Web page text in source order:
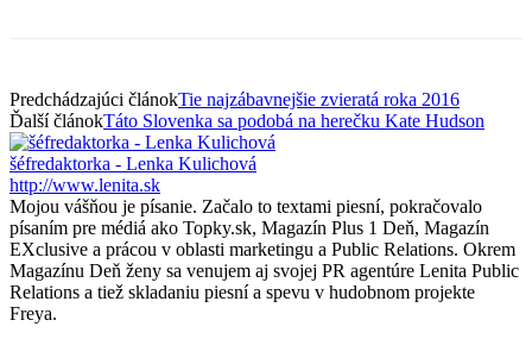
Predchádzajúci článokTie najzábavnejšie zvieratá roka 2016
Ďalší článokTáto Slovenka sa podobá na herečku Kate Hudson
šéfredaktorka - Lenka Kulichová
http://www.lenita.sk
Mojou vášňou je písanie. Začalo to textami piesní, pokračovalo
písaním pre médiá ako Topky.sk, Magazín Plus 1 Deň, Magazín
EXclusive a prácou v oblasti marketingu a Public Relations. Okrem
Magazínu Deň ženy sa venujem aj svojej PR agentúre Lenita Public
Relations a tiež skladaniu piesní a spevu v hudobnom projekte
Freya.